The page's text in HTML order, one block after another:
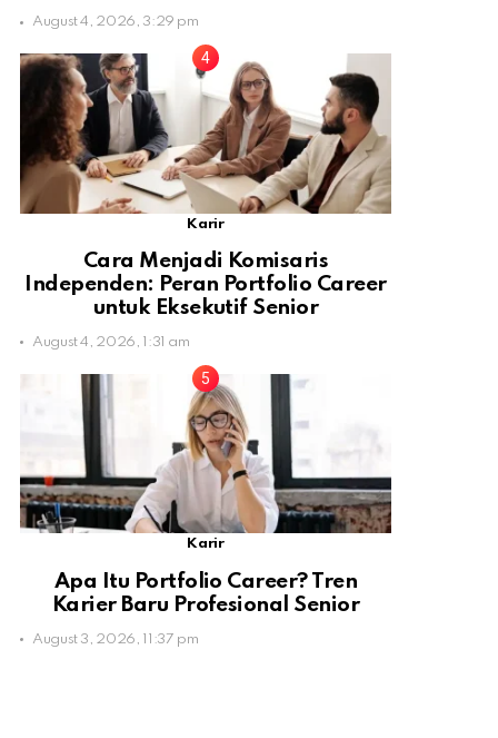
August 4, 2026, 3:29 pm
Karir
Cara Menjadi Komisaris
Independen: Peran Portfolio Career
untuk Eksekutif Senior
August 4, 2026, 1:31 am
Karir
Apa Itu Portfolio Career? Tren
Karier Baru Profesional Senior
August 3, 2026, 11:37 pm